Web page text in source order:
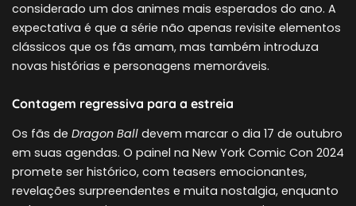
considerado um dos animes mais esperados do ano. A
expectativa é que a série não apenas revisite elementos
clássicos que os fãs amam, mas também introduza
novas histórias e personagens memoráveis.
Contagem regressiva para a estreia
Os fãs de Dragon Ball devem marcar o dia 17 de outubro
em suas agendas. O painel na New York Comic Con 2024
promete ser histórico, com teasers emocionantes,
revelações surpreendentes e muita nostalgia, enquanto